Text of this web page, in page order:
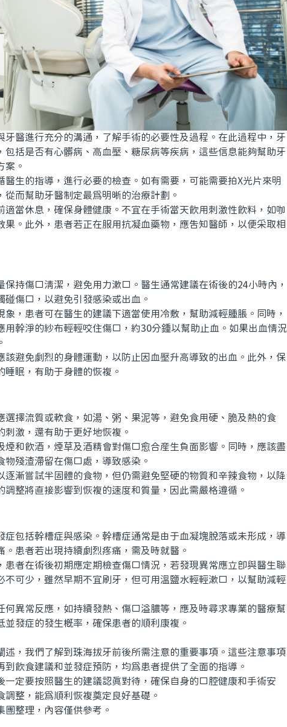
醫進行充分的溝通，了解手術的必要性及過程。在此過程中，牙
包括是否有心髒病、高血壓、糖尿病等疾病，這些信息能夠幫助牙
案。
生的指導，進行必要的檢查。如有需要，可能需要拍X光片來明
而幫助牙醫制定最爲明晰的治療計劃。
當休息，確保身體健康。不宜在手術當天飲用刺激性飲料，如咖
果。此外，患者若正在服用抗凝血藥物，應告知醫師，以便采取相
傷口清潔，避免用力漱口。醫生通常建議在術後的24小時內，
碰傷口，以避免引發感染或出血。
患者可在醫生的建議下適當使用冷敷，幫助減輕腫脹。同時，
用幹淨的紗布輕輕咬住傷口，約30分鍾以幫助止血。如果出血情況
避免劇烈的身體運動，以防止因血壓升高導致的出血。此外，保
眠，有助于身體的恢複。
擇流質或軟食，如湯、粥、果泥等，避免食用硬、脆及熱的食
激，還有助于更好地恢複。
和飲酒，煙草及酒精會對傷口愈合産生負面影響。同時，應該盡
物殘渣滯留在傷口處，導致感染。
漸嘗試半固體的食物，但仍需避免堅硬的物質和辛辣食物，以降
調整將直接影響到恢複的速度和質量，因此需嚴格遵循。
包括幹槽症與感染。幹槽症通常是由于血凝塊脫落或未形成，導
患者若出現持續劇烈疼痛，需及時就醫。
者在術後初期應定期檢查傷口情況，若發現異常應立即與醫生聯
不可少，雖然早期不宜刷牙，但可用溫鹽水輕輕漱口，以幫助減輕
異常反應，如持續發熱、傷口溢膿等，應及時尋求專業的醫療幫
並發症的發生概率，確保患者的順利康複。
，我們了解到珠海拔牙前後所需注意的重要事項。這些注意事項
到飲食建議和並發症預防，均爲患者提供了全面的指導。
定要按照醫生的建議認真對待，確保自身的口腔健康和手術安
調整，能爲順利恢複奠定良好基礎。
整理，內容僅供參考。